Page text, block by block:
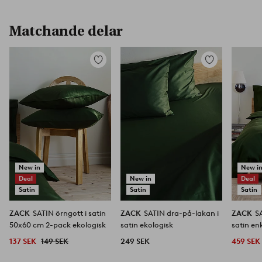
Matchande delar
New in
Deal
Satin
Lägg
favoriter
ZACK SATIN örngott i satin
50x60 cm 2-pack ekologisk
137 SEK 149 SEK
New in
Satin
Lägg
till
favoriter
ZACK SATIN dra-på-lakan i
satin ekologisk
249 SEK
New
Deal
Satin
ZACK
satin
459 SEK